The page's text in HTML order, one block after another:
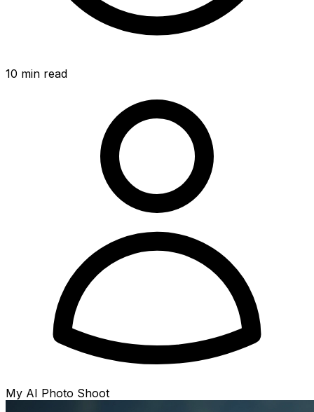
10 min read
My AI Photo Shoot